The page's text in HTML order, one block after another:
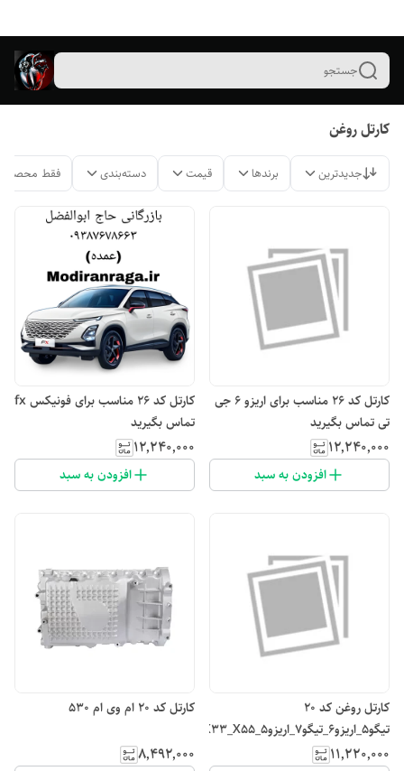
جستجو
کارتل روغن
جدیدترین برندها قیمت دسته‌بندی فقط
کارتل کد ۲۶ مناسب برای اریزو ۶ جی
تی تماس بگیرید
۱۲٬۲۴۰٬۰۰۰
افزودن به سبد
کارتل کد ۲۶ مناسب برای فونیکس fx
تماس بگیرید
۱۲٬۲۴۰٬۰۰۰
افزودن به سبد
کارتل روغن کد ۲۰
تیگو5_اریزو۶_تیگو۷_اریزو۵_X33_X55
۱۱٬۲۲۰٬۰۰۰
کارتل کد ۲۰ ام وی ام ۵۳۰
۸٬۴۹۲٬۰۰۰